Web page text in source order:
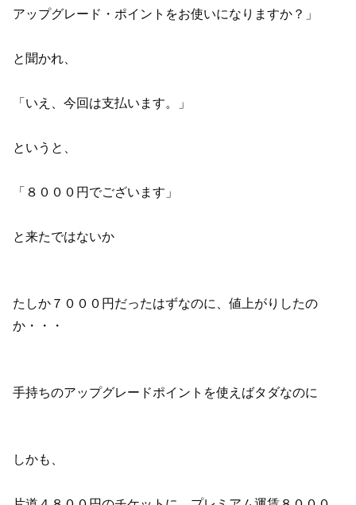
アップグレード・ポイントをお使いになりますか？」
と聞かれ、
「いえ、今回は支払います。」
というと、
「８０００円でございます」
と来たではないか
たしか７０００円だったはずなのに、値上がりしたの
か・・・
手持ちのアップグレードポイントを使えばタダなのに
しかも、